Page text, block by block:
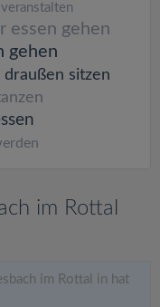
essen gehen
gehen
draußen sitzen
im Rottal
im Rottal in hat